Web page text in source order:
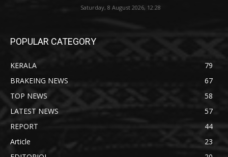
Saturday, 8 August 2026, 12:28
POPULAR CATEGORY
KERALA
79
BRAKEING NEWS
67
TOP NEWS
58
LATEST NEWS
57
REPORT
44
Article
23